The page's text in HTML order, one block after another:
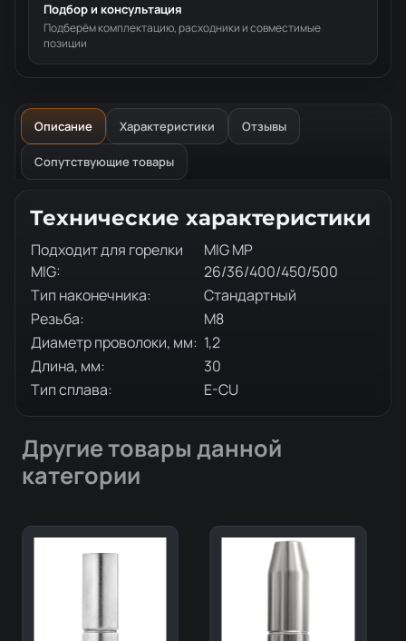
Подбор и консультация
Подберём комплектацию, расходники и совместимые
позиции
Описание Характеристики Отзывы
Сопутствующие товары
Описание товара
Технические характеристики
Подходит для горелки
MIG:
MIG MP
26/36/400/450/500
Тип наконечника:
Стандартный
Резьба:
М8
Диаметр проволоки, мм: 1,2
Длина, мм:
30
Тип сплава:
E-CU
Другие товары данной
категории